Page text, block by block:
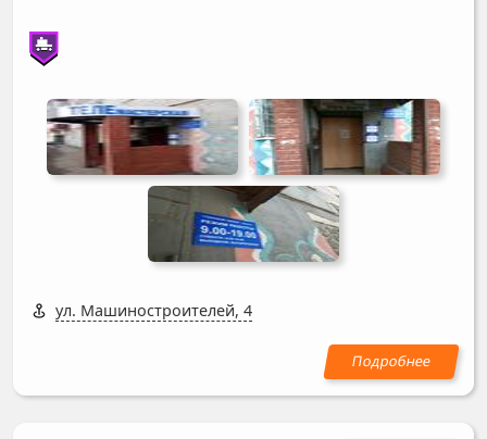
ул. Машиностроителей, 4